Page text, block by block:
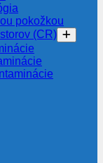
pokožkou
(CR)